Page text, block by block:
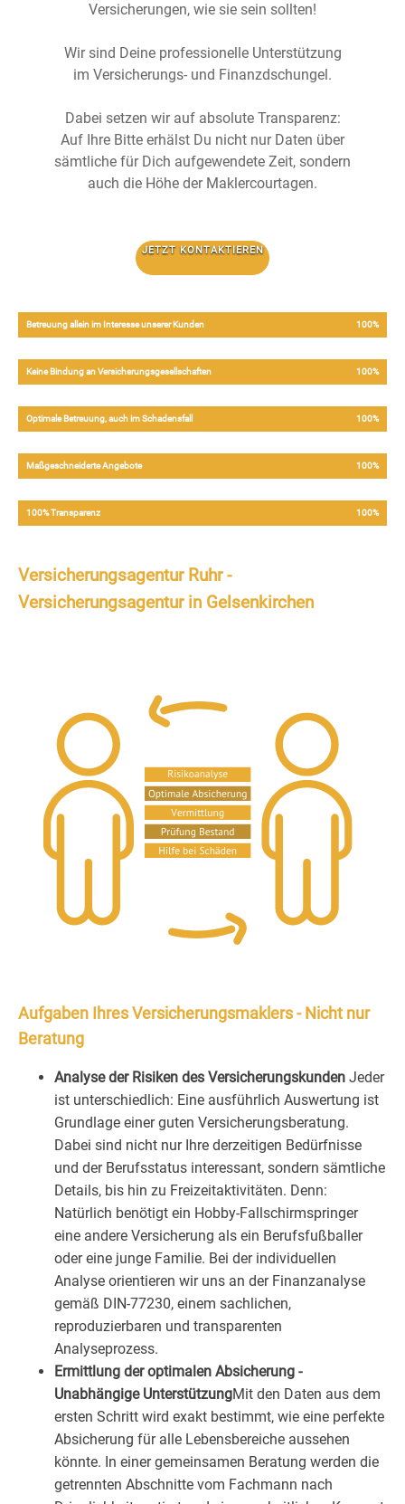
Betreuung allein im Interesse unserer Kunden 100%
Keine Bindung an Versicherungsgesellschaften 100%
Optimale Betreuung, auch im Schadensfall 100%
Maßgeschneiderte Angebote 100%
100% Transparenz 100%
Versicherungen, wie sie sein sollten!
Wir sind Deine professionelle Unterstützung
im Versicherungs- und Finanzdschungel.
Dabei setzen wir auf absolute Transparenz:
Auf Ihre Bitte erhälst Du nicht nur Daten über
sämtliche für Dich aufgewendete Zeit, sondern
auch die Höhe der Maklercourtagen.
JETZT KONTAKTIEREN
Versicherungsagentur Ruhr -
Versicherungsagentur in Gelsenkirchen
Aufgaben Ihres Versicherungsmaklers - Nicht nur
Beratung
Analyse der Risiken des Versicherungskunden Jeder
ist unterschiedlich: Eine ausführlich Auswertung ist
Grundlage einer guten Versicherungsberatung.
Dabei sind nicht nur Ihre derzeitigen Bedürfnisse
und der Berufsstatus interessant, sondern sämtliche
Details, bis hin zu Freizeitaktivitäten. Denn:
Natürlich benötigt ein Hobby-Fallschirmspringer
eine andere Versicherung als ein Berufsfußballer
oder eine junge Familie. Bei der individuellen
Analyse orientieren wir uns an der Finanzanalyse
gemäß DIN-77230, einem sachlichen,
reproduzierbaren und transparenten
Analyseprozess.
Ermittlung der optimalen Absicherung -
Unabhängige UnterstützungMit den Daten aus dem
ersten Schritt wird exakt bestimmt, wie eine perfekte
Absicherung für alle Lebensbereiche aussehen
könnte. In einer gemeinsamen Beratung werden die
getrennten Abschnitte vom Fachmann nach